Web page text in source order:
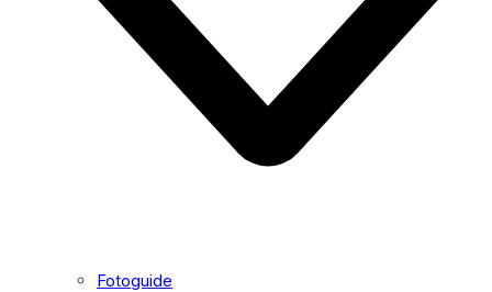
Fotoguide